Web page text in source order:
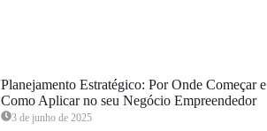
Planejamento Estratégico: Por Onde Começar e
Como Aplicar no seu Negócio Empreendedor
3 de junho de 2025